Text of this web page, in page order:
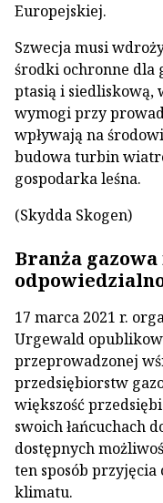
Europejskiej.
Szwecja musi
środki ochronne dla
ptasią i siedliskową,
wymogi przy
wpływają na
budowa turbin
gospodarka leśna.
(Skydda Skogen)
Branża
17 marca 2021 r.
Urgewald
przeprowadzonej
przedsiębiorstw
większość
swoich łańcuchach
dostępnych
ten sposób
klimatu.